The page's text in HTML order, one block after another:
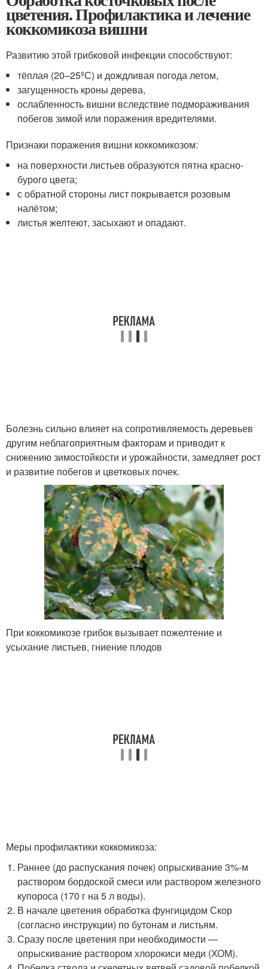
цветения. Профилактика и лечение
коккомикоза вишни
Развитию этой грибковой инфекции способствуют:
тёплая (20–25ºС) и дождливая погода летом,
загущенность кроны дерева,
ослабленность вишни вследствие подмораживания
побегов зимой или поражения вредителями.
Признаки поражения вишни коккомикозом:
на поверхности листьев образуются пятна красно-
бурого цвета;
с обратной стороны лист покрывается розовым
налётом;
листья желтеют, засыхают и опадают.
Болезнь сильно влияет на сопротивляемость деревьев
другим неблагоприятным факторам и приводит к
снижению зимостойкости и урожайности, замедляет рост
и развитие побегов и цветковых почек.
При коккомикозе грибок вызывает пожелтение и
усыхание листьев, гниение плодов
Меры профилактики коккомикоза:
Раннее (до распускания почек) опрыскивание 3%-м
раствором бордоской смеси или раствором железного
купороса (170 г на 5 л воды).
В начале цветения обработка фунгицидом Скор
(согласно инструкции) по бутонам и листьям.
Сразу после цветения при необходимости —
опрыскивание раствором хлорокиси меди (ХОМ).